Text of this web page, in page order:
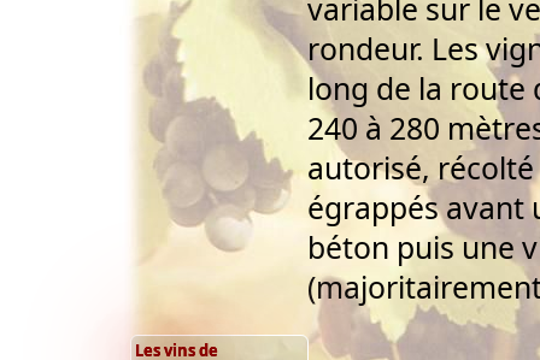
variable sur le
rondeur. Les
long de la route
240 à 280
autorisé,
égrappés avant
béton puis une
Les vins de